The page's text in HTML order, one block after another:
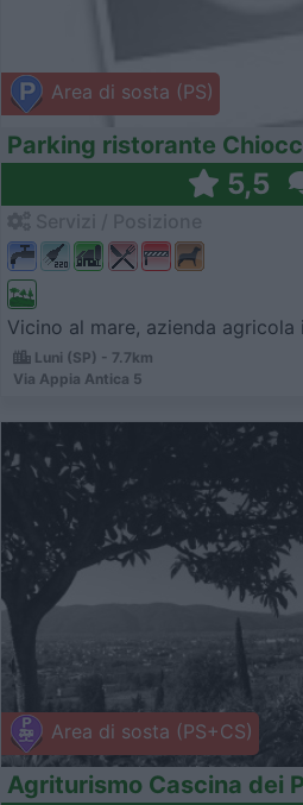
Area di sosta (PS)
Parking ristorante
5,5
Vicino al mare, azienda
Luni (SP) - 7.7km
Via Appia Antica 5
Area di sosta (PS+CS)
Agriturismo Cascina dei